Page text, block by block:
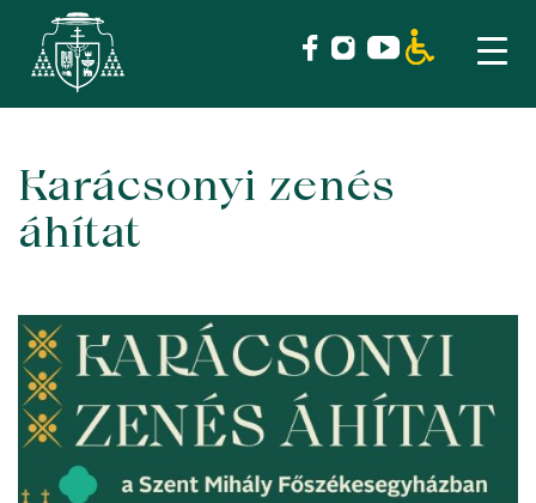
Skip
content
Karácsonyi zenés
áhítat